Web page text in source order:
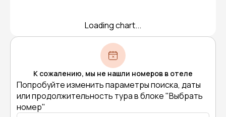
Loading chart...
К сожалению, мы не нашли номеров в отеле
Попробуйте изменить параметры поиска, даты
или продолжительность тура в блоке "Выбрать
номер"